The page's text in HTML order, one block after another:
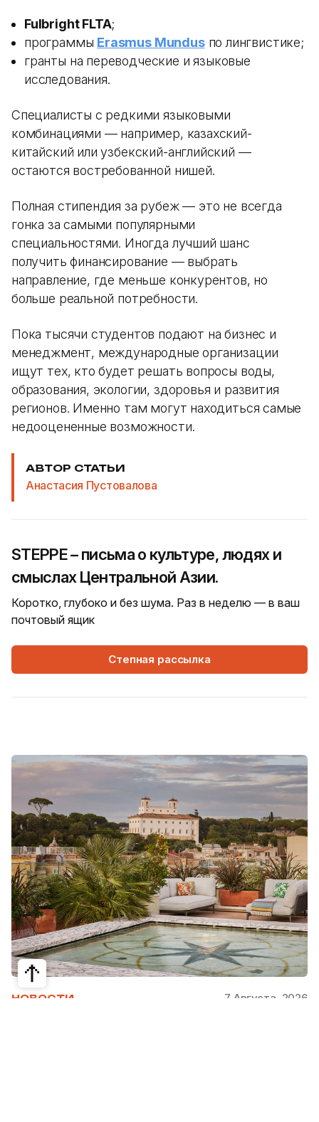
Fulbright FLTA;
программы Erasmus Mundusпо лингвистике;
гранты на переводческие и языковые
исследования.
Специалисты с редкими языковыми
комбинациями — например, казахский-
китайский или узбекский-английский —
остаются востребованной нишей.
Полная стипендия за рубеж — это не всегда
гонка за самыми популярными
специальностями. Иногда лучший шанс
получить финансирование — выбрать
направление, где меньше конкурентов, но
больше реальной потребности.
Пока тысячи студентов подают на бизнес и
менеджмент, международные организации
ищут тех, кто будет решать вопросы воды,
образования, экологии, здоровья и развития
регионов. Именно там могут находиться самые
недооцененные возможности.
АВТОР СТАТЬИ
Анастасия Пустовалова
STEPPE – письма о культуре, людях и
смыслах Центральной Азии.
Коротко, глубоко и без шума. Раз в неделю — в ваш
почтовый ящик
Степная рассылка
НОВОСТИ 7 Августа, 2026